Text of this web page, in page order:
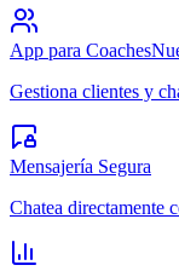
App para Coaches
Gestiona clientes y
Mensajería Segura
Chatea directamente